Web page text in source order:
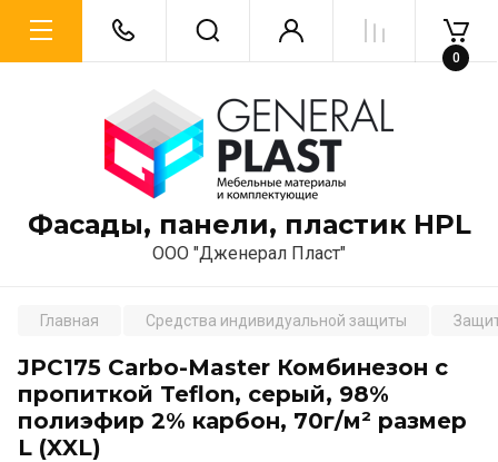
Фасады, панели, пластик HPL
ООО "Дженерал Пласт"
0
Главная Средства индивидуальной защиты
JPC175 Carbo-Master Комбинезон с
пропиткой Teflon, серый, 98%
полиэфир 2% карбон, 70г/м² размер
L (XXL)